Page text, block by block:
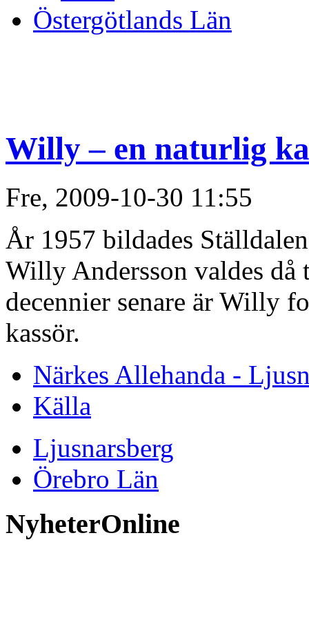
Östergötlands Län
Willy – en naturlig
Fre, 2009-10-30 11:55
År 1957 bildades
Willy Andersson valdes
decennier senare är Willy
kassör.
Närkes Allehanda -
Källa
Ljusnarsberg
Örebro Län
NyheterOnline